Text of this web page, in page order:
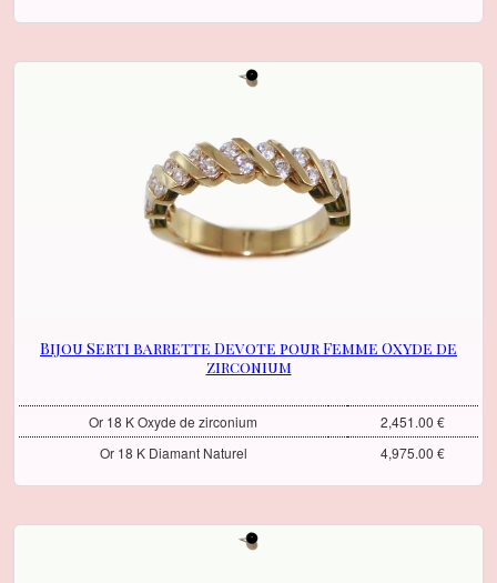
Bijou Serti barrette Devote pour Femme Oxyde de
zirconium
Or 18 K Oxyde de zirconium
2,451.00 €
Or 18 K Diamant Naturel
4,975.00 €